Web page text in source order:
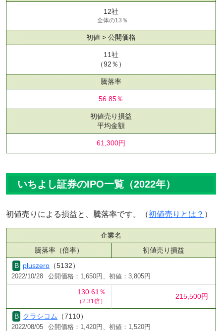
12社
全体の13％
初値 > 公開価格
11社
（92％）
騰落率
56.85％
初値売り損益
平均金額
61,300円
いちよし証券のIPO一覧（2022年）
初値売りによる損益と、騰落率です。（初値売りとは？ ）
企業名
騰落率（倍率）
初値売り損益
pluszero （5132）
2022/10/28 公開価格：1,650円、初値：3,805円
130.61％
（2.31倍）
215,500円
クラシコム （7110）
2022/08/05 公開価格：1,420円、初値：1,520円